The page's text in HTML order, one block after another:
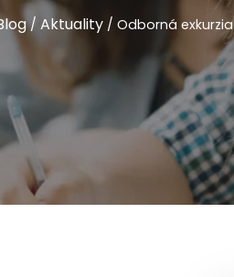
/ Aktuality / Odborná exkurzia